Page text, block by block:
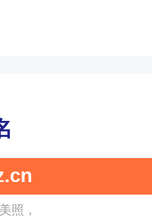
wwh.com
，微微海，旺旺海，歪歪虎